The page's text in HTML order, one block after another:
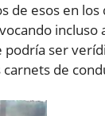
de esos en
incluso
podría ser
de